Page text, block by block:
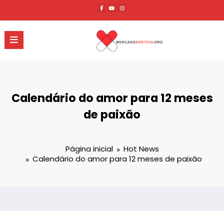
o
conteúdo
Calendário do amor para 12 meses
de paixão
Página inicial
Hot News
Calendário do amor para 12 meses de paixão